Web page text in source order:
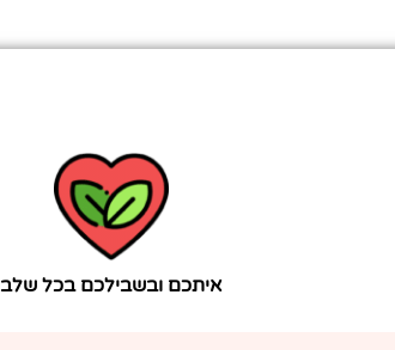
איתכם ובשבילכם בכל שלב